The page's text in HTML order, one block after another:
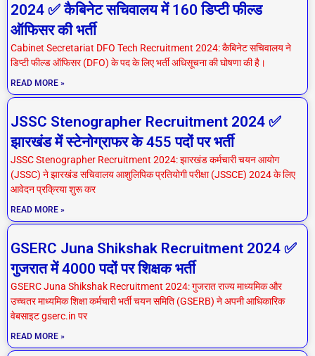
2024 ✅ कैबिनेट सचिवालय में 160 डिप्टी फील्ड
ऑफिसर की भर्ती
Cabinet Secretariat DFO Tech Recruitment 2024: कैबिनेट सचिवालय ने
डिप्टी फील्ड ऑफिसर (DFO) के पद के लिए भर्ती अधिसूचना की घोषणा की है।
READ MORE »
JSSC Stenographer Recruitment 2024 ✅
झारखंड में स्टेनोग्राफर के 455 पदों पर भर्ती
JSSC Stenographer Recruitment 2024: झारखंड कर्मचारी चयन आयोग
(JSSC) ने झारखंड सचिवालय आशुलिपिक प्रतियोगी परीक्षा (JSSCE) 2024 के लिए
आवेदन प्रक्रिया शुरू कर
READ MORE »
GSERC Juna Shikshak Recruitment 2024 ✅
गुजरात में 4000 पदों पर शिक्षक भर्ती
GSERC Juna Shikshak Recruitment 2024: गुजरात राज्य माध्यमिक और
उच्चतर माध्यमिक शिक्षा कर्मचारी भर्ती चयन समिति (GSERB) ने अपनी आधिकारिक
वेबसाइट gserc.in पर
READ MORE »